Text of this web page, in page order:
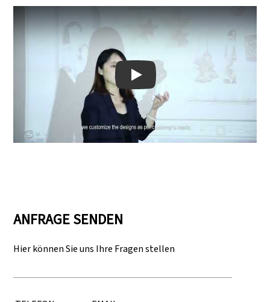
Play: Keynote (Google I/O '18)
ANFRAGE SENDEN
Hier können Sie uns Ihre Fragen stellen